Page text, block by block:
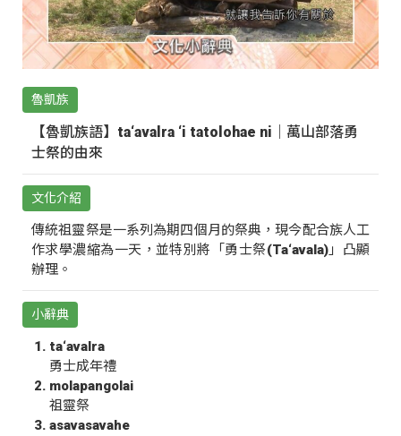
魯凱族
【魯凱族語】ta‘avalra ‘i tatolohae ni｜萬山部落勇
士祭的由來
文化介紹
傳統祖靈祭是一系列為期四個月的祭典，現今配合族人工
作求學濃縮為一天，並特別將「勇士祭(Ta‘avala)」凸顯
辦理。
小辭典
ta‘avalra
勇士成年禮
molapangolai
祖靈祭
asavasavahe